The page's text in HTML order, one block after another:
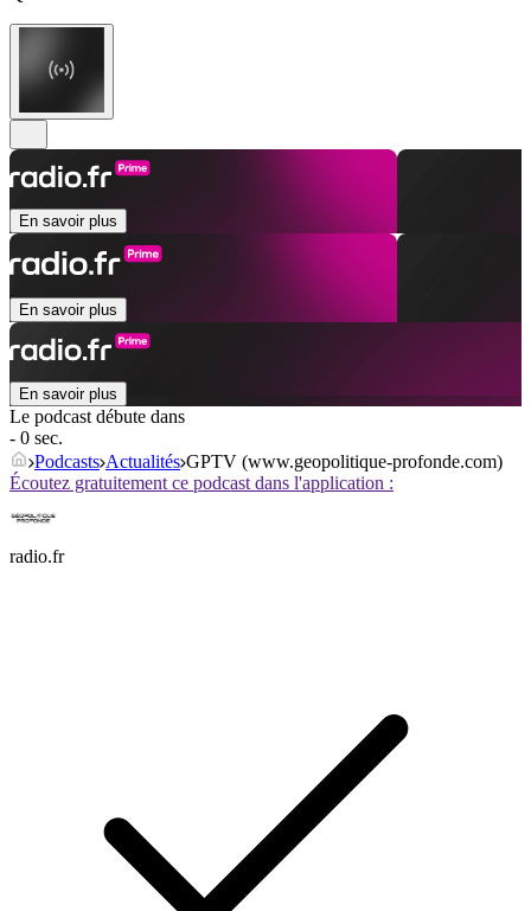
En savoir plus
En savoir plus
En savoir plus
Le podcast débute dans
- 0 sec.
Podcasts Actualités GPTV (www.geopolitique-profonde.com)
Écoutez gratuitement ce podcast dans l'application :
radio.fr